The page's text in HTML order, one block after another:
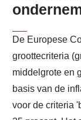
De Europese
groottecriteria
middelgrote en
basis van de
voor de criteria